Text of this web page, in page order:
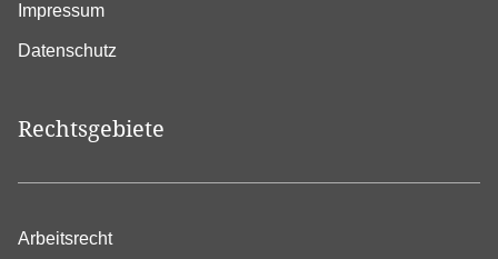
Impressum
Datenschutz
Rechtsgebiete
Arbeitsrecht